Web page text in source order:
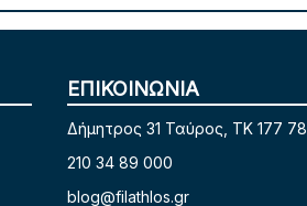
ΕΠΙΚΟΙΝΩΝΙΑ
Δήμητρος 31 Ταύρος, TK 177 78
210 34 89 000
blog@filathlos.gr